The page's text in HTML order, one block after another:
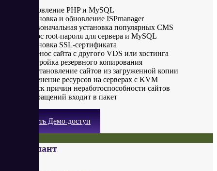
Обновление PHP и MySQL
Установка и обновление ISPmanager
Первоначальная установка популярных CMS
Сброс root-пароля для сервера и MySQL
Установка SSL-сертификата
Перенос сайта с другого VDS или хостинга
Настройка резервного копирования
Восстановление сайтов из загруженной копии
Изменение ресурсов на серверах с KVM
Поиск причин неработоспособности сайтов
5 обращений входит в пакет
Получить Демо-доступ
VDS Атлант